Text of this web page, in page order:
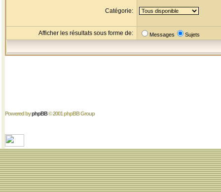
Catégorie:
Afficher les résultats sous forme de: Messages Sujets
Powered byphpBB© 2001 phpBB Group